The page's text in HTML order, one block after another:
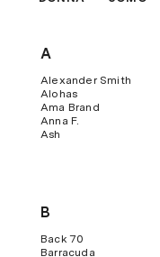
A
Alexander Smith
Alohas
Ama Brand
Anna F.
Ash
B
Back 70
Barracuda